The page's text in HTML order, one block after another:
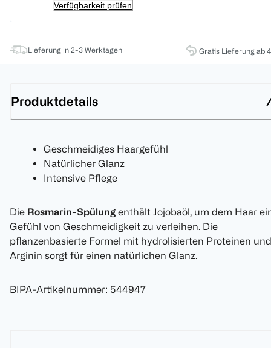
Verfügbarkeit prüfen
Lieferung in 2-3 Werktagen Gratis Lieferung ab
Produktdetails
Geschmeidiges Haargefühl
Natürlicher Glanz
Intensive Pflege
Die Rosmarin-Spülung enthält Jojobaöl, um dem Haar
Gefühl von Geschmeidigkeit zu verleihen. Die
pflanzenbasierte Formel mit hydrolisierten Proteinen und
Arginin sorgt für einen natürlichen Glanz.
BIPA-Artikelnummer: 544947